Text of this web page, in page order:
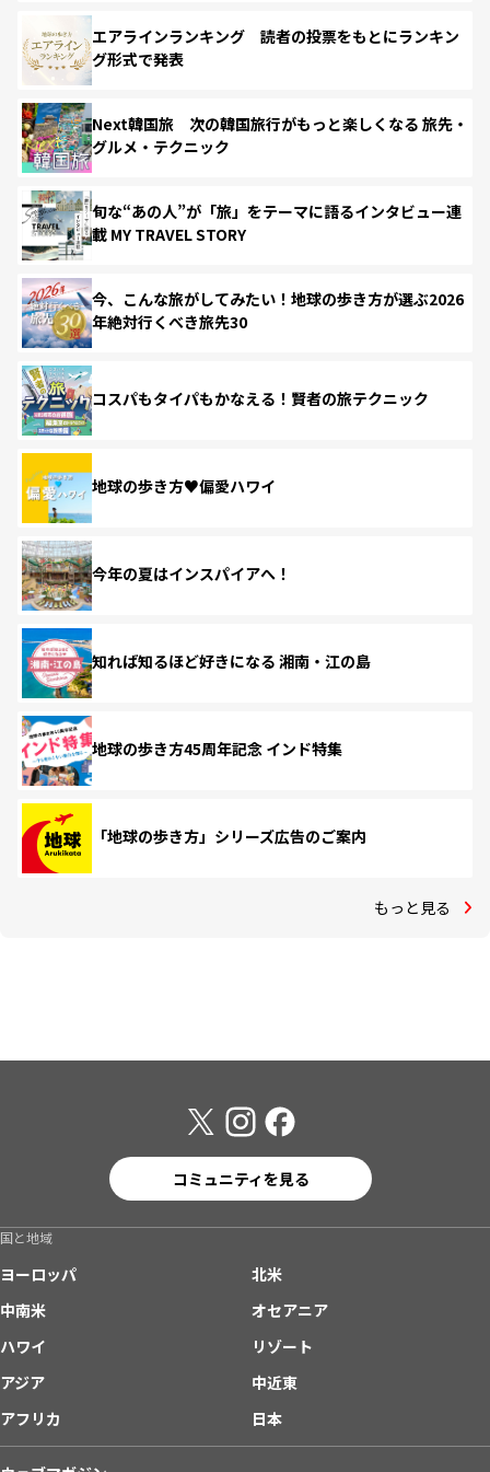
エアラインランキング 読者の投票をもとにランキン
グ形式で発表
Next韓国旅 次の韓国旅行がもっと楽しくなる 旅先・
グルメ・テクニック
旬な“あの人”が「旅」をテーマに語るインタビュー連
載 MY TRAVEL STORY
今、こんな旅がしてみたい！地球の歩き方が選ぶ2026
年絶対行くべき旅先30
コスパもタイパもかなえる！賢者の旅テクニック
地球の歩き方♥偏愛ハワイ
今年の夏はインスパイアへ！
知れば知るほど好きになる 湘南・江の島
地球の歩き方45周年記念 インド特集
「地球の歩き方」シリーズ広告のご案内
もっと見る
コミュニティを見る
国と地域
ヨーロッパ
北米
中南米
オセアニア
ハワイ
リゾート
アジア
中近東
アフリカ
日本